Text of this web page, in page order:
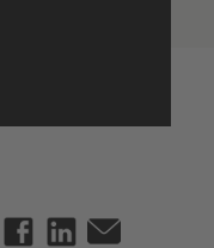
Twitter FacebookLinkedin